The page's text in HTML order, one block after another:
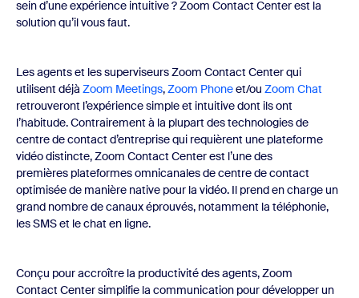
sein d’une expérience intuitive ? Zoom Contact Center est la
solution qu’il vous faut.
Les agents et les superviseurs Zoom Contact Center qui
utilisent déjà Zoom Meetings,Zoom Phoneet/ou Zoom Chat
retrouveront l’expérience simple et intuitive dont ils ont
l’habitude. Contrairement à la plupart des technologies de
centre de contact d’entreprise qui requièrent une plateforme
vidéo distincte, Zoom Contact Center est l’une des
premières plateformes omnicanales de centre de contact
optimisée de manière native pour la vidéo. Il prend en charge un
grand nombre de canaux éprouvés, notamment la téléphonie,
les SMS et le chat en ligne.
Conçu pour accroître la productivité des agents, Zoom
Contact Center simplifie la communication pour développer un